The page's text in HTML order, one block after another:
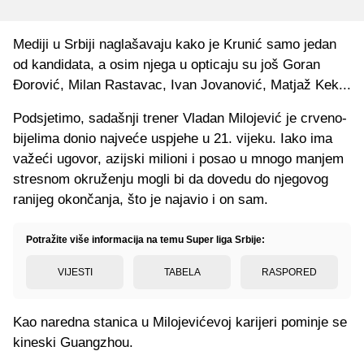
Mediji u Srbiji naglašavaju kako je Krunić samo jedan
od kandidata, a osim njega u opticaju su još Goran
Đorović, Milan Rastavac, Ivan Jovanović, Matjaž Kek...
Podsjetimo, sadašnji trener Vladan Milojević je crveno-
bijelima donio najveće uspjehe u 21. vijeku. Iako ima
važeći ugovor, azijski milioni i posao u mnogo manjem
stresnom okruženju mogli bi da dovedu do njegovog
ranijeg okončanja, što je najavio i on sam.
Potražite više informacija na temu Super liga Srbije:
VIJESTI TABELA RASPORED
Kao naredna stanica u Milojevićevoj karijeri pominje se
kineski Guangzhou.